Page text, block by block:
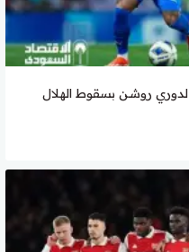
الإثارة تتوالى في ثاني أيام الجولة الـ 19 لدوري روشن بسقوط الهلال